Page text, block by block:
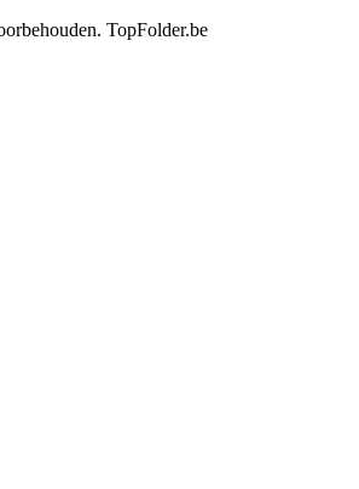
TopFolder.be